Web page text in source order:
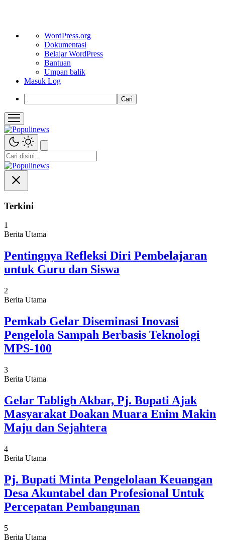
Tentang
WordPress
WordPress.org
Dokumentasi
Belajar WordPress
Bantuan
Umpan balik
Masuk Log
Cari
Terkini
1
Berita Utama
Pentingnya Refleksi Diri Pembelajaran
untuk Guru dan Siswa
2
Berita Utama
Pemkab Gelar Diseminasi Inovasi
Pengelola Sampah Berbasis Teknologi
MPS-100
3
Berita Utama
Gelar Tabligh Akbar, Pj. Bupati Ajak
Masyarakat Doakan Muara Enim Makin
Maju dan Sejahtera
4
Berita Utama
Pj. Bupati Minta Pengelolaan Keuangan
Desa Akuntabel dan Profesional Untuk
Percepatan Pembangunan
5
Berita Utama